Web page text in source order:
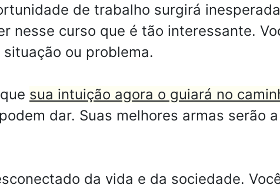
de trabalho surgirá
nesse curso que é tão interessante.
ou problema.
sua intuição agora o guiará no
dar. Suas melhores armas serão a
da vida e da sociedade.